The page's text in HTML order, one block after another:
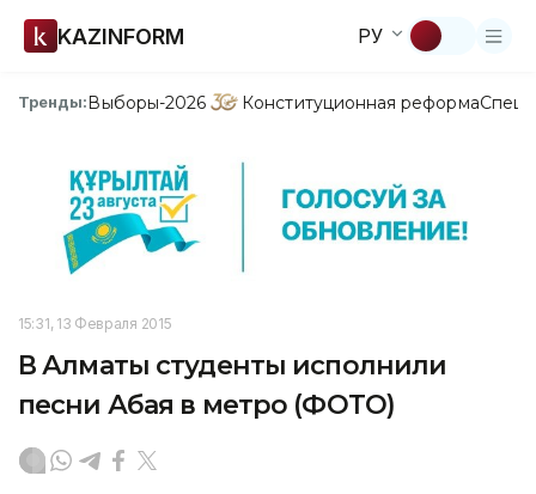
KAZINFORM РУ
Тренды:Выборы-2026 Конституционная реформа
15:31, 13 Февраля 2015
В Алматы студенты исполнили
песни Абая в метро (ФОТО)